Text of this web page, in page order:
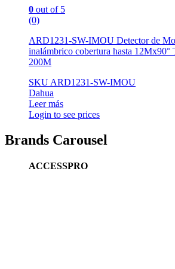
0 out of 5
(0)
ARD1231-SW-IMOU Detector de
inalámbrico cobertura hasta 12Mx90°
200M
SKU ARD1231-SW-IMOU
Dahua
Leer más
Login to see prices
Brands Carousel
ACCESSPRO